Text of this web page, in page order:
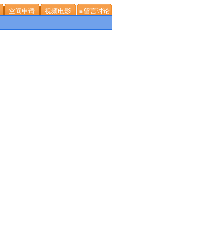
空间申请 视频电影 ≌留言讨论